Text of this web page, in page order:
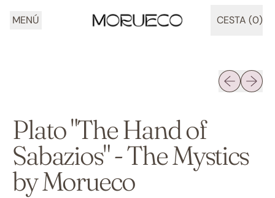
MENÚ CESTA (0)
ARTÍCULOS
Diapositiva
Plato "The Hand of
Sabazios" - The Mystics
by Morueco